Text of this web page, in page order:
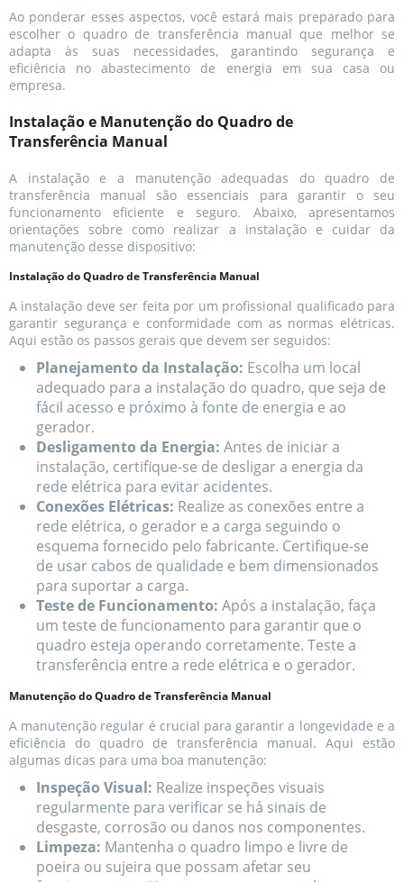
Ao ponderar esses aspectos, você estará mais preparado para
escolher o quadro de transferência manual que melhor se
adapta às suas necessidades, garantindo segurança e
eficiência no abastecimento de energia em sua casa ou
empresa.
Instalação e Manutenção do Quadro de
Transferência Manual
A instalação e a manutenção adequadas do quadro de
transferência manual são essenciais para garantir o seu
funcionamento eficiente e seguro. Abaixo, apresentamos
orientações sobre como realizar a instalação e cuidar da
manutenção desse dispositivo:
Instalação do Quadro de Transferência Manual
A instalação deve ser feita por um profissional qualificado para
garantir segurança e conformidade com as normas elétricas.
Aqui estão os passos gerais que devem ser seguidos:
Planejamento da Instalação: Escolha um local
adequado para a instalação do quadro, que seja de
fácil acesso e próximo à fonte de energia e ao
gerador.
Desligamento da Energia: Antes de iniciar a
instalação, certifique-se de desligar a energia da
rede elétrica para evitar acidentes.
Conexões Elétricas: Realize as conexões entre a
rede elétrica, o gerador e a carga seguindo o
esquema fornecido pelo fabricante. Certifique-se
de usar cabos de qualidade e bem dimensionados
para suportar a carga.
Teste de Funcionamento: Após a instalação, faça
um teste de funcionamento para garantir que o
quadro esteja operando corretamente. Teste a
transferência entre a rede elétrica e o gerador.
Manutenção do Quadro de Transferência Manual
A manutenção regular é crucial para garantir a longevidade e a
eficiência do quadro de transferência manual. Aqui estão
algumas dicas para uma boa manutenção:
Inspeção Visual: Realize inspeções visuais
regularmente para verificar se há sinais de
desgaste, corrosão ou danos nos componentes.
Limpeza: Mantenha o quadro limpo e livre de
poeira ou sujeira que possam afetar seu